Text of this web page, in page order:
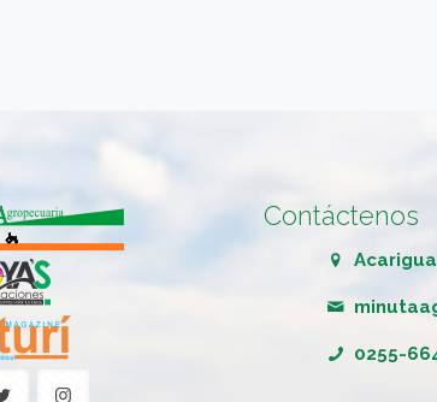
Contáctenos
0255-